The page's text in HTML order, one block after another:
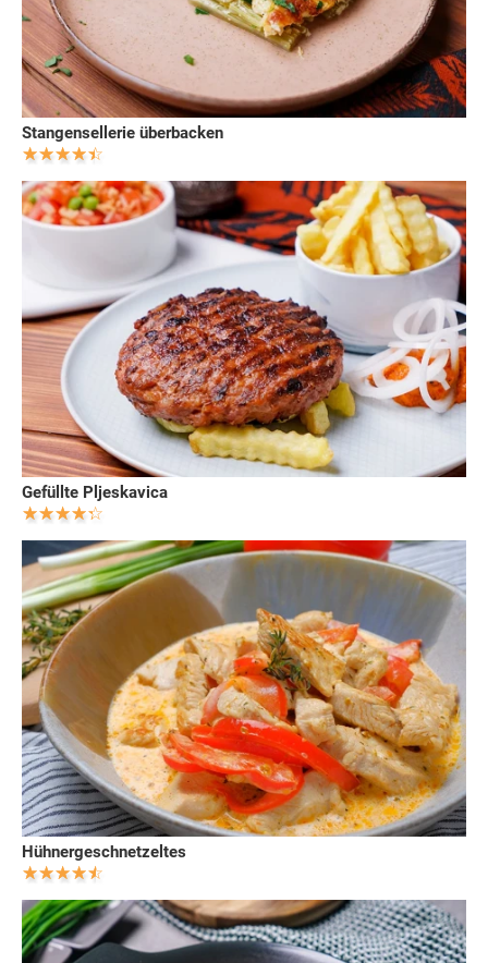
Stangensellerie überbacken
Gefüllte Pljeskavica
Hühnergeschnetzeltes